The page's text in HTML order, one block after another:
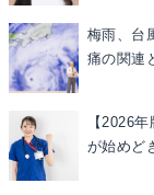
梅雨、台
痛の関連
【2026
が始めど